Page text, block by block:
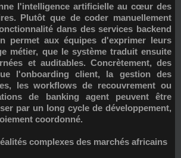
l'intelligence artificielle au cœur des
Plutôt que de coder manuellement
dans des services backend
permet aux équipes d'exprimer leurs
métier, que le système traduit ensuite
et auditables. Concrètement, des
l'onboarding client, la gestion des
les workflows de recouvrement ou
de banking agent peuvent être
par un long cycle de développement,
coordonné.
complexes des marchés africains